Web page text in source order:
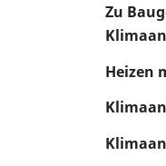
Zu
Heizen